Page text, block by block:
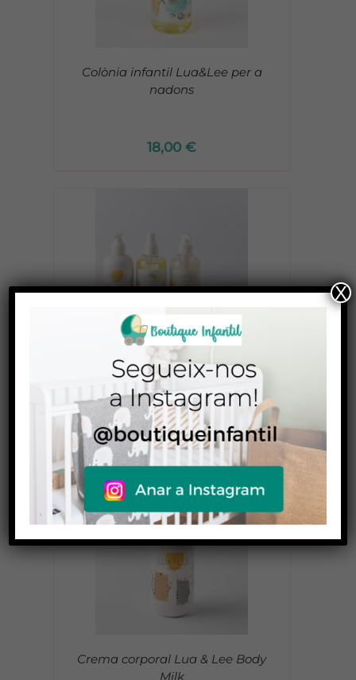
Colònia infantil Lua&Lee per a
nadons
18,00€
Cosmètica infantil Lua&Lee Pack
55,00€
Crema corporal Lua & Lee Body
Milk
X